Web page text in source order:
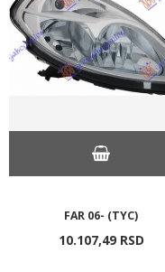
FAR 06- (TYC)
10.107,49 RSD